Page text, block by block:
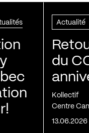
Actualité
du
Kollectif
Centre
13.06.2026